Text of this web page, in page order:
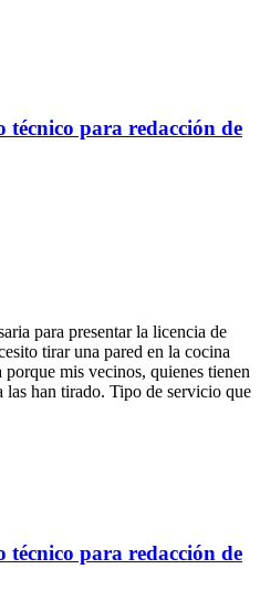
técnico para redacción de
para presentar la licencia de
tirar una pared en la cocina
porque mis vecinos, quienes tienen
han tirado. Tipo de servicio que
técnico para redacción de